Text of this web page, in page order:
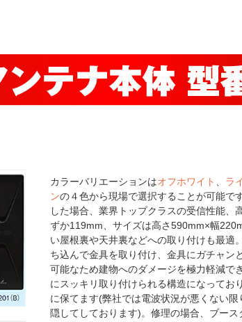
カラーバリエーションはオフホワイト ラ
ンの４色から現場で選択することが可能で
した場合、業界トップクラスの受信性能、
ずか119mm、サイズは高さ590mm×幅
い屋根裏や天井裏などへの取り付けも最適
ち込んで金具を取り付け、金具にガチャン
可能なため建物へのダメージを極力軽減で
にスッキリ取り付けられる構造になってお
に保てます(弊社では電波状況が悪くない
隠してしております)。修理の場合、ブー